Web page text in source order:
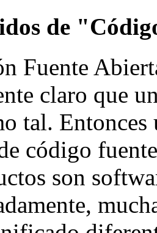
de
Fuente
claro que
tal. Entonces
código
son